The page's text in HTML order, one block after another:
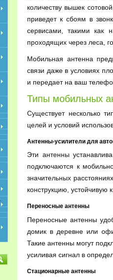
количеству вышек
приведет к сбоям в
сервисами, такими как
проходящих через леса,
Мобильная антенна
связи даже в условиях
и передает на ваш
Типы мобильных
Существует несколько
целей и условий
Антенны-усилители для
Эти антенны
подключаются к
значительных
конструкцию, устойчивую
Переносные антенны
Переносные антенны
домик в деревне или
Такие антенны могут
усиливая сигнал в
Стационарные антенны